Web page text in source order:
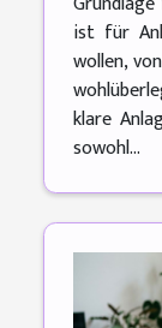
ist für
wollen,
klare
sowohl...